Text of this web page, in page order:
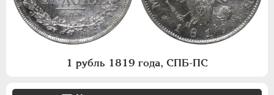
1 рубль 1819 года, СПБ-ПС